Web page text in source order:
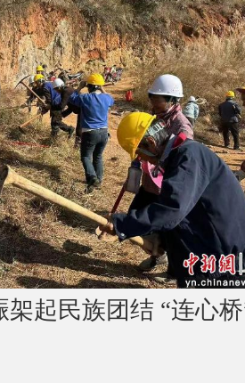
架起民族团结 “连心